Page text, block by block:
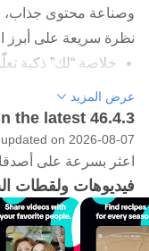
وصناعة محتوى جذاب،
نظرة سريعة على أبرز
خلاصة “لك” ذكية
التصفح
تصوير سريع
ومرشحات وجه
مكتبة ضخمة من
استخدام الترند
عرض المزيد
the latest 46.4.3
on 2026-08-07
اعثر بسرعة على
فيديوهات ولقطات